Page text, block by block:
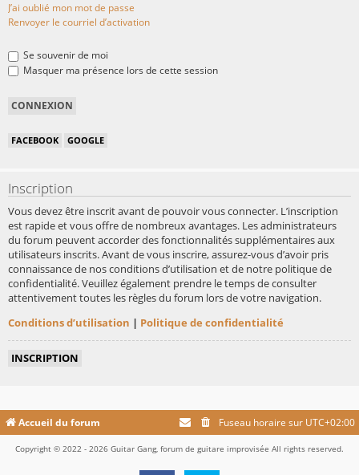
J’ai oublié mon mot de passe
Renvoyer le courriel d’activation
Se souvenir de moi
Masquer ma présence lors de cette session
FACEBOOK GOOGLE
Inscription
Vous devez être inscrit avant de pouvoir vous connecter. L’inscription
est rapide et vous offre de nombreux avantages. Les administrateurs
du forum peuvent accorder des fonctionnalités supplémentaires aux
utilisateurs inscrits. Avant de vous inscrire, assurez-vous d’avoir pris
connaissance de nos conditions d’utilisation et de notre politique de
confidentialité. Veuillez également prendre le temps de consulter
attentivement toutes les règles du forum lors de votre navigation.
Conditions d’utilisation | Politique de confidentialité
INSCRIPTION
Accueil du forum Fuseau horaire sur UTC+02:00
Copyright © 2022 - 2026 Guitar Gang, forum de guitare improvisée All rights reserved.